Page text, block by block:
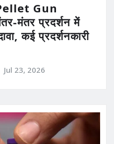
Gun
मंतर प्रदर्शन में
कई प्रदर्शनकारी
Jul 23, 2026